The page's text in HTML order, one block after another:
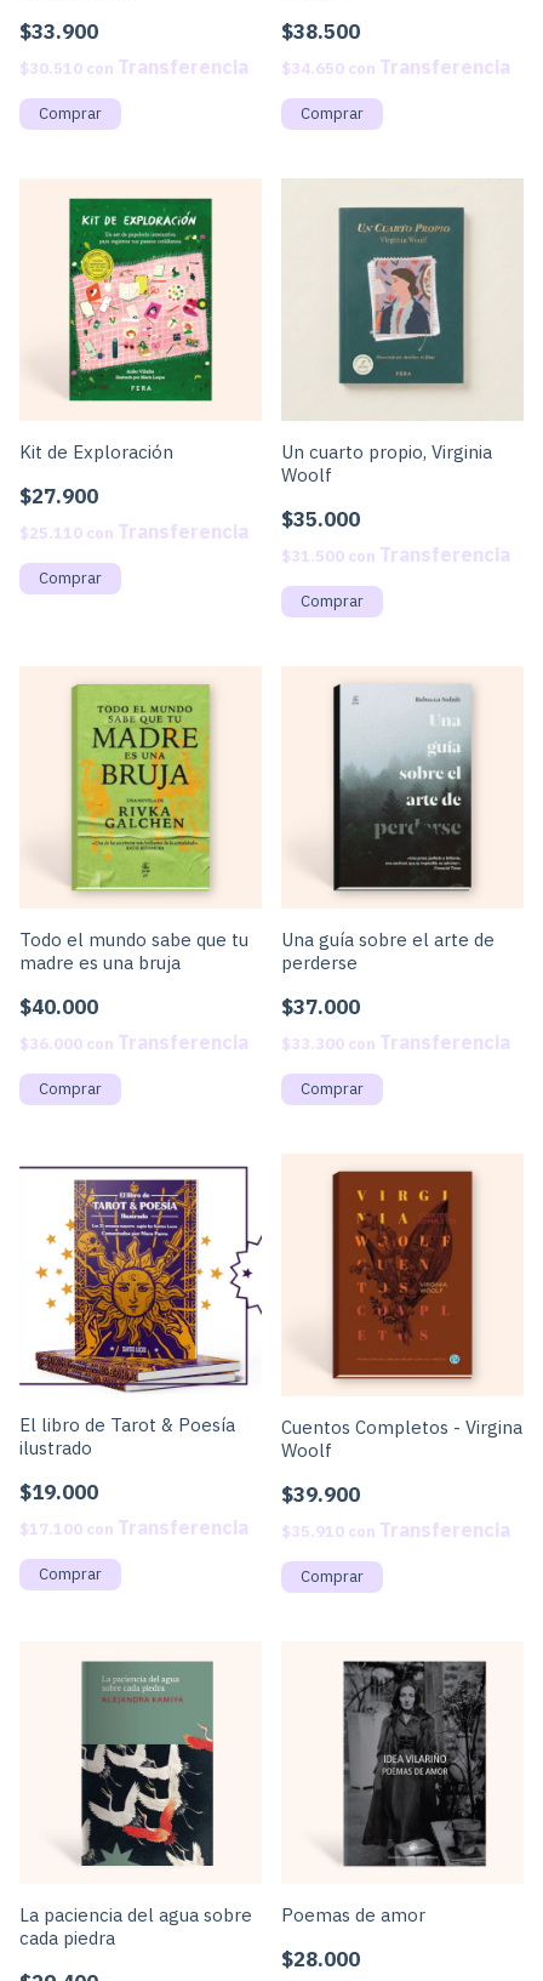
$33.900
$30.510 con
$38.500
$34.650 con
Kit de Exploración
$27.900
$25.110 con
Un cuarto propio, Virginia
Woolf
$35.000
$31.500 con
Todo el mundo sabe que tu
madre es una bruja
$40.000
$36.000 con
Una guía sobre el arte de
perderse
$37.000
$33.300 con
El libro de Tarot & Poesía
ilustrado
$19.000
$17.100 con
Cuentos Completos - Virgina
Woolf
$39.900
$35.910 con
La paciencia del agua sobre
cada piedra
Poemas de amor
$28.000